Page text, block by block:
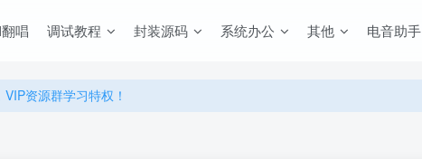
唱 调试教程 封装源码 系统办公 其他 电音助手
资源群学习特权！
资源群学习特权！